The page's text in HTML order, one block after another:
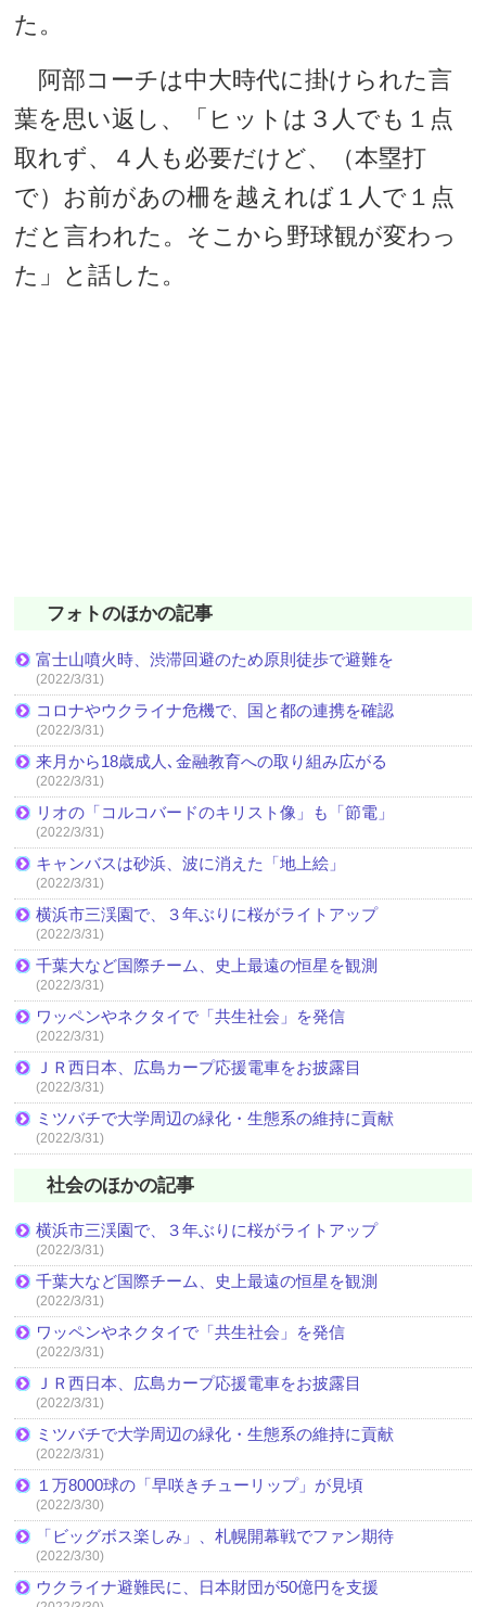
た。
阿部コーチは中大時代に掛けられた言
葉を思い返し、「ヒットは３人でも１点
取れず、４人も必要だけど、（本塁打
で）お前があの柵を越えれば１人で１点
だと言われた。そこから野球観が変わっ
た」と話した。
フォトのほかの記事
富士山噴火時、渋滞回避のため原則徒歩で避難を
(2022/3/31)
コロナやウクライナ危機で、国と都の連携を確認
(2022/3/31)
来月から18歳成人､金融教育への取り組み広がる
(2022/3/31)
リオの「コルコバードのキリスト像」も「節電」
(2022/3/31)
キャンバスは砂浜、波に消えた「地上絵」
(2022/3/31)
横浜市三渓園で、３年ぶりに桜がライトアップ
(2022/3/31)
千葉大など国際チーム、史上最遠の恒星を観測
(2022/3/31)
ワッペンやネクタイで「共生社会」を発信
(2022/3/31)
ＪＲ西日本、広島カープ応援電車をお披露目
(2022/3/31)
ミツバチで大学周辺の緑化・生態系の維持に貢献
(2022/3/31)
社会のほかの記事
横浜市三渓園で、３年ぶりに桜がライトアップ
(2022/3/31)
千葉大など国際チーム、史上最遠の恒星を観測
(2022/3/31)
ワッペンやネクタイで「共生社会」を発信
(2022/3/31)
ＪＲ西日本、広島カープ応援電車をお披露目
(2022/3/31)
ミツバチで大学周辺の緑化・生態系の維持に貢献
(2022/3/31)
１万8000球の「早咲きチューリップ」が見頃
(2022/3/30)
「ビッグボス楽しみ」、札幌開幕戦でファン期待
(2022/3/30)
ウクライナ避難民に、日本財団が50億円を支援